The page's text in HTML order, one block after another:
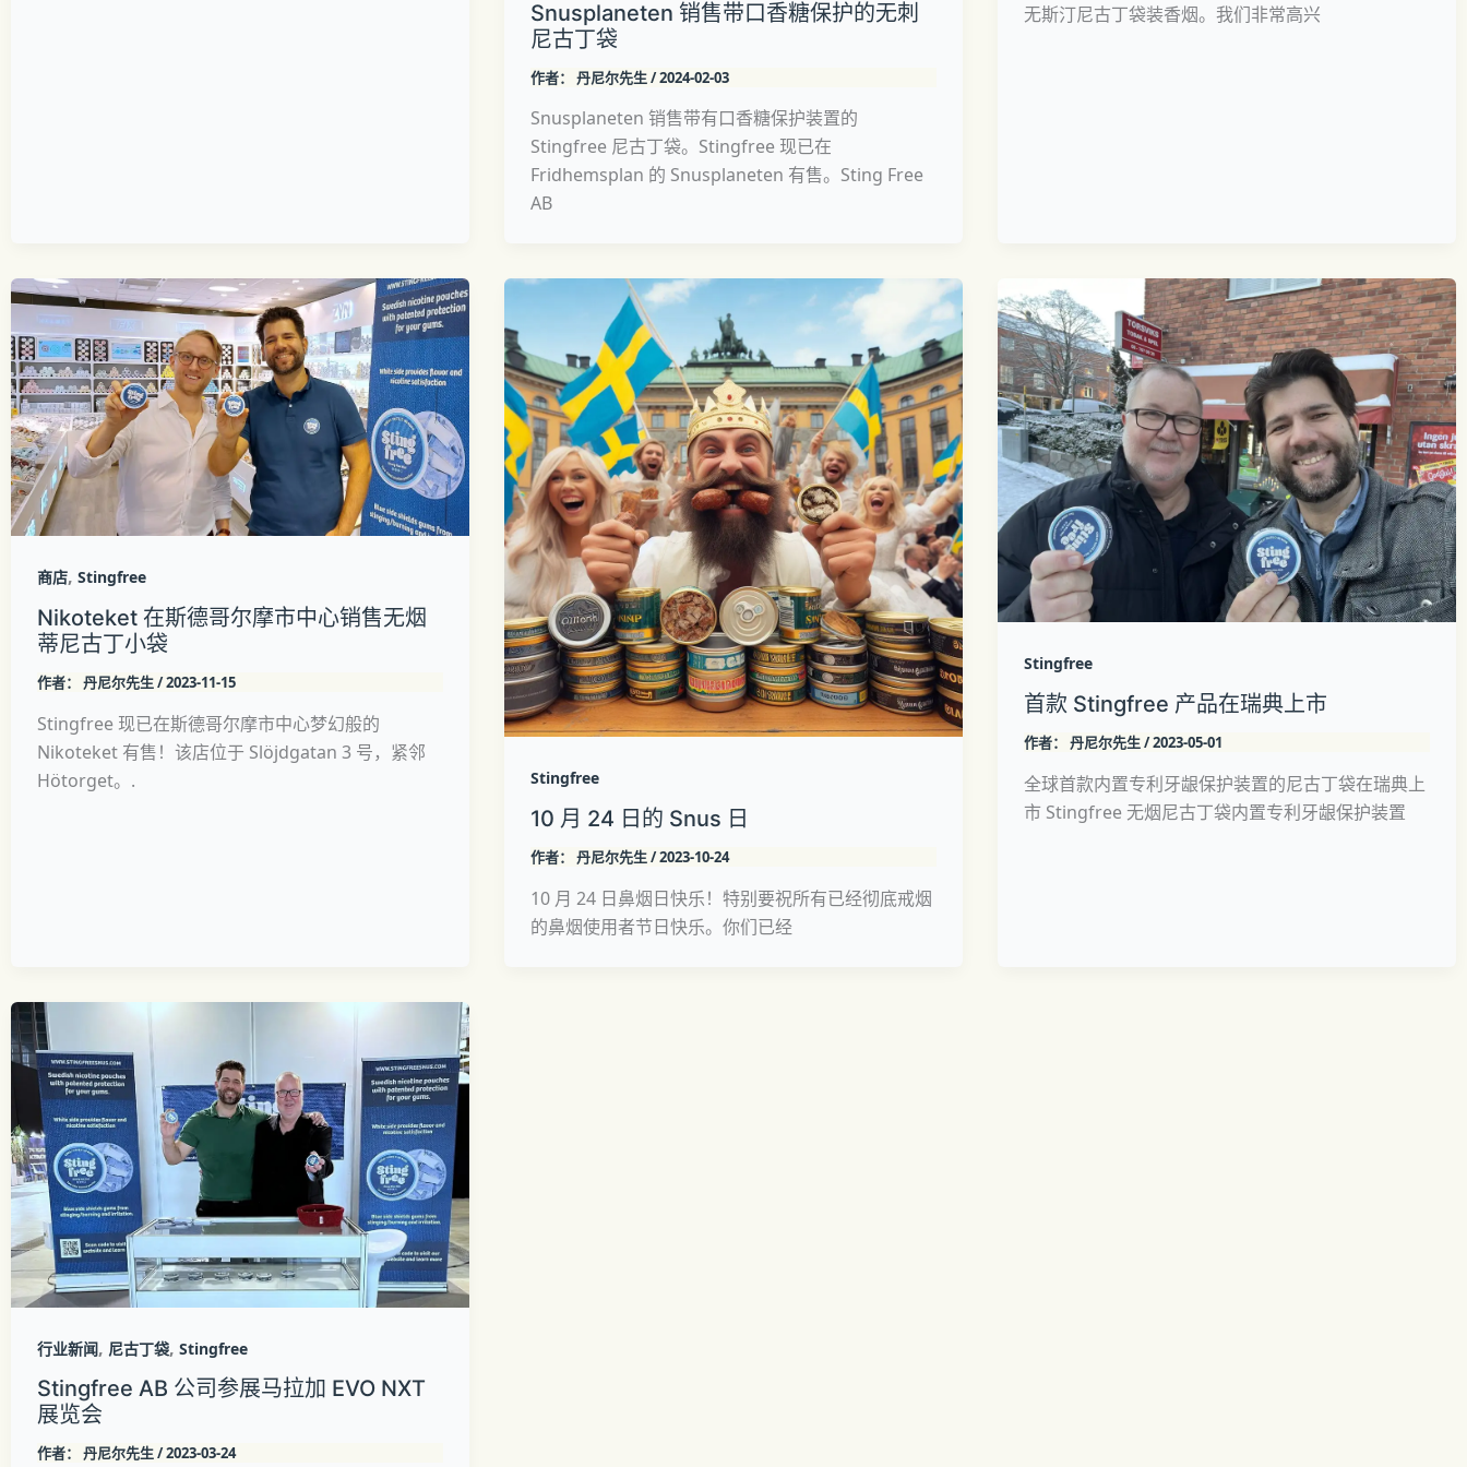
Snusplaneten 销售带口香糖保护的无刺
尼古丁袋
作者： 丹尼尔先生/2024-02-03
Snusplaneten 销售带有口香糖保护装置的
Stingfree 尼古丁袋。Stingfree 现已在
Fridhemsplan 的 Snusplaneten 有售。Sting Free
AB
无斯汀尼古丁袋装香烟。我们非常高兴
商店, Stingfree
Nikoteket 在斯德哥尔摩市中心销售无烟
蒂尼古丁小袋
作者： 丹尼尔先生/2023-11-15
Stingfree 现已在斯德哥尔摩市中心梦幻般的
Nikoteket 有售！该店位于 Slöjdgatan 3 号，紧邻
Hötorget。.
Stingfree
10 月 24 日的 Snus 日
作者： 丹尼尔先生/2023-10-24
10 月 24 日鼻烟日快乐！特别要祝所有已经彻底戒烟
的鼻烟使用者节日快乐。你们已经
Stingfree
首款 Stingfree 产品在瑞典上市
作者： 丹尼尔先生/2023-05-01
全球首款内置专利牙龈保护装置的尼古丁袋在瑞典上
市 Stingfree 无烟尼古丁袋内置专利牙龈保护装置
行业新闻, 尼古丁袋, Stingfree
Stingfree AB 公司参展马拉加 EVO NXT
展览会
作者： 丹尼尔先生/2023-03-24